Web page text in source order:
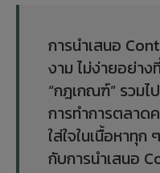
การนำเสนอ
งาม ไม่ง่ายอย่าง
“กฎเกณฑ์” รวมไ
การทำการตลาด
ใส่ใจในเนื้อหาทุ
กับการนำเสนอ